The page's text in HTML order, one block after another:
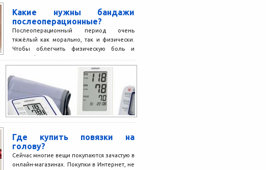
Какие нужны бандажи
послеоперационные?
Послеоперационный период очень
тяжёлый как морально, так и физически.
Чтобы облегчить физическую боль и
дискомфорт, специалисты советуют после
перенесенных операций...
Где купить повязки на
голову?
Сейчас многие вещи покупаются зачастую в
онлайн-магазинах. Покупки в Интернет, не